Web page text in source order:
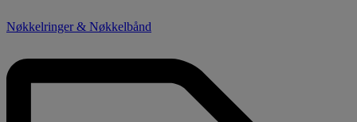
Nøkkelringer & Nøkkelbånd